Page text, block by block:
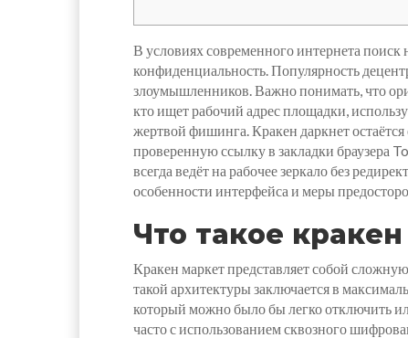
В условиях современного интернета поиск
конфиденциальность. Популярность
злоумышленников. Важно понимать, что
кто ищет рабочий адрес площадки,
жертвой фишинга. Кракен даркнет
проверенную ссылку в закладки браузера
всегда ведёт на рабочее зеркало без
особенности интерфейса и меры
Что такое
Кракен маркет представляет собой
такой архитектуры заключается в
который можно было бы легко отключить
часто с использованием сквозного